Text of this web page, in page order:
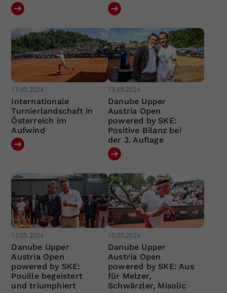
17.05.2024
Internationale
Turnierlandschaft in
Österreich im
Aufwind
13.05.2024
Danube Upper
Austria Open
powered by SKE:
Positive Bilanz bei
der 3. Auflage
12.05.2024
Danube Upper
Austria Open
powered by SKE:
Pouille begeistert
und triumphiert
10.05.2024
Danube Upper
Austria Open
powered by SKE: Aus
für Melzer,
Schwärzler, Misolic